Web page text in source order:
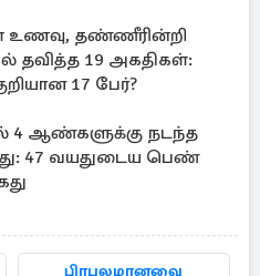
உணவு, தண்ணீரின்றி
தவித்த 19 அகதிகள்:
17 பேர்?
4 ஆண்களுக்கு நடந்த
47 வயதுடைய பெண்
பிரபலமானவை